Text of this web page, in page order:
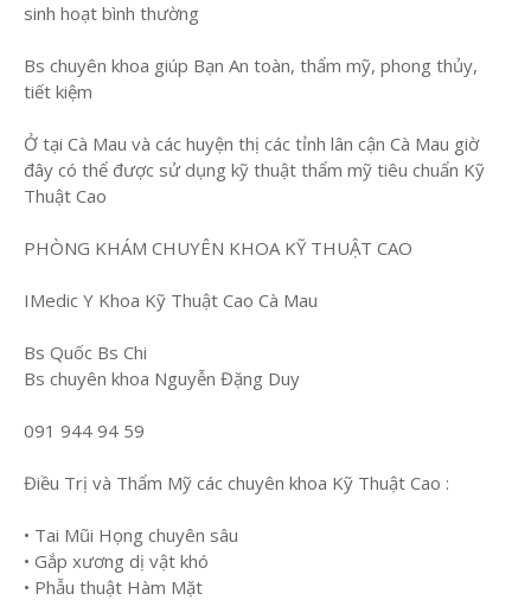
sinh hoạt bình thường
Bs chuyên khoa giúp Bạn An toàn, thẩm mỹ, phong thủy,
tiết kiệm
Ở tại Cà Mau và các huyện thị các tỉnh lân cận Cà Mau giờ
đây có thể được sử dụng kỹ thuật thẩm mỹ tiêu chuẩn Kỹ
Thuật Cao
PHÒNG KHÁM CHUYÊN KHOA KỸ THUẬT CAO
IMedic Y Khoa Kỹ Thuật Cao Cà Mau
Bs Quốc Bs Chi
Bs chuyên khoa Nguyễn Đặng Duy
091 944 94 59
Điều Trị và Thẩm Mỹ các chuyên khoa Kỹ Thuật Cao :
• Tai Mũi Họng chuyên sâu
• Gắp xương dị vật khó
• Phẫu thuật Hàm Mặt